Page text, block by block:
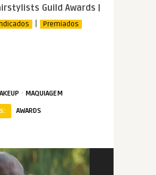
Guild Awards |
Premiados
· MAQUIAGEM
AWARDS